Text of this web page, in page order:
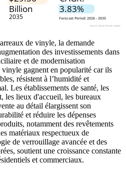
de vinyle, la demande
des investissements dans
et de modernisation
gagnent en popularité car ils
résistent à l’humidité et
Les établissements de santé, les
les lieux d'accueil, les bureaux
au détail élargissent son
et réduire les dépenses
notamment des revêtements
matériaux respectueux de
de verrouillage avancée et des
soutient une croissance constante
et commerciaux.